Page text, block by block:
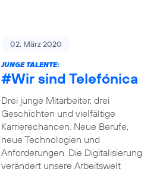
02. März 2020
JUNGE TALENTE:
#Wirsind Telefónica
Drei junge Mitarbeiter, drei
Geschichten und vielfältige
Karrierechancen. Neue Berufe,
neue Technologien und
Anforderungen. Die Digitalisierung
verändert unsere Arbeitswelt